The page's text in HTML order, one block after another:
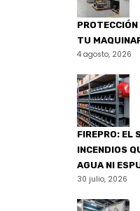
TU
4 agosto, 2026
FIREPRO: EL
INCENDIOS
AGUA NI
30 julio, 2026